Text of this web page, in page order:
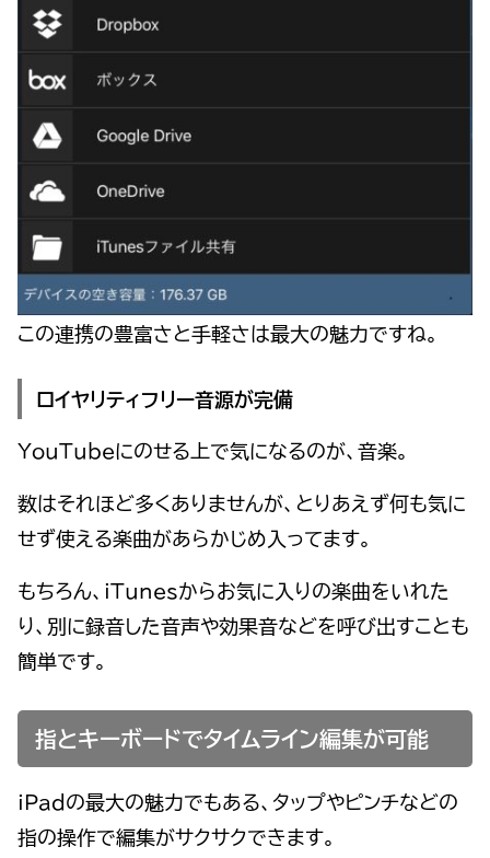
この連携の豊富さと手軽さは最大の魅力ですね。
ロイヤリティフリー音源が完備
YouTubeにのせる上で気になるのが、音楽。
数はそれほど多くありませんが、とりあえず何も気に
せず使える楽曲があらかじめ入ってます。
もちろん、iTunesからお気に入りの楽曲をいれた
り、別に録音した音声や効果音などを呼び出すことも
簡単です。
指とキーボードでタイムライン編集が可能
iPadの最大の魅力でもある、タップやピンチなどの
指の操作で編集がサクサクできます。